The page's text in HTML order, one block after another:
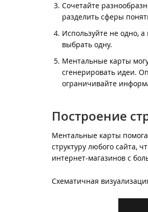
Сочетайте
разделить сферы
Используйте не одно,
выбрать одну.
Ментальные карты
сгенерировать идеи.
ограничивайте
Построение
Ментальные карты
структуру любого сайта,
интернет-магазинов с
Схематичная